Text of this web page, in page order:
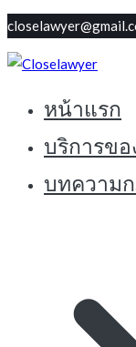
Skip
to
content
ทนายใกล้ตัว
หน้าแรก
บริการขอ
บทความ